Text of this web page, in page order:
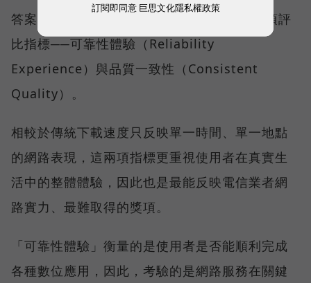
答案，就藏在 Opensignal 最具代表性的兩項評
比指標──可靠性體驗（Reliability
Experience）與品質一致性（Consistent
Quality）。
相較於傳統下載速度只反映單一時間、單一地點
的網路表現，這兩項指標更重視使用者在真實生
活中的整體體驗，因此也是最能反映電信業者網
路實力、最難取得的獎項。
「可靠性體驗」衡量的是使用者是否能順利完成
各種數位應用，因此，考驗的是網路服務在關鍵
訂閱即同意 巨思文化隱私權政策